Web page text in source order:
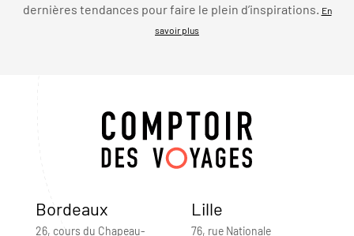
dernières tendances pour faire le plein d’inspirations. En
savoir plus
Bordeaux
26, cours du Chapeau-
Lille
76, rue Nationale